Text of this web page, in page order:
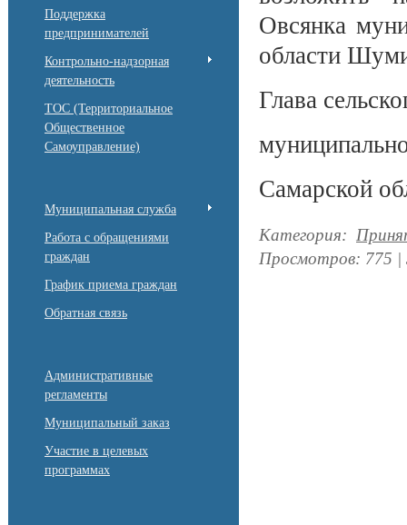
Поддержка
предпринимателей
Контрольно-надзорная
деятельность
ТОС (Территориальное
Общественное
Самоуправление)
Муниципальная служба
Работа с обращениями
граждан
График приема граждан
Обратная связь
Административные
регламенты
Муниципальный заказ
Участие в целевых
программах
Овсянка
области
Глава
Самарской
Категория:
Просмотров: 775 |